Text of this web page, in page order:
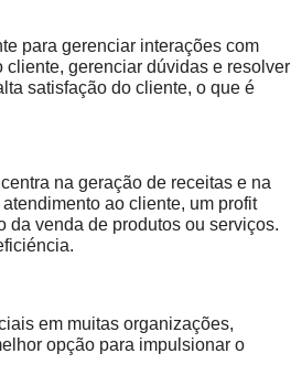
para gerenciar interações com
gerenciar dúvidas e resolver
satisfação do cliente, o que é
na geração de receitas e na
ao cliente, um profit
da venda de produtos ou serviços.
em muitas organizações,
opção para impulsionar o